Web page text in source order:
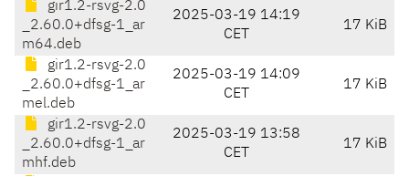
gir1.2-rsvg-2.0
_2.60.0+dfsg-1_ar
m64.deb
2025-03-19 14:19
CET
17 KiB
gir1.2-rsvg-2.0
_2.60.0+dfsg-1_ar
mel.deb
2025-03-19 14:09
CET
17 KiB
gir1.2-rsvg-2.0
_2.60.0+dfsg-1_ar
mhf.deb
2025-03-19 13:58
CET
17 KiB